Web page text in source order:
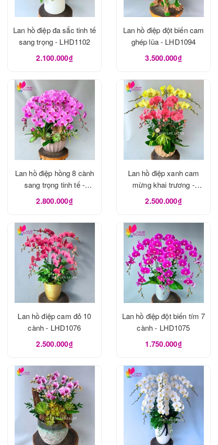
Lan hồ điệp đa sắc tinh tế
sang trọng - LHD1102
2.100.000₫
Lan hồ điệp đột biến cam
ghép lũa - LHD1094
3.500.000₫
Lan hồ điệp hồng 8 cành
sang trọng tinh tế -
LHD1093
2.800.000₫
Lan hồ điệp xanh cam
mừng khai trương -
LHD1082
2.500.000₫
Lan hồ điệp cam đỏ 10
cành - LHD1076
2.500.000₫
Lan hồ điệp đột biến tím 7
cành - LHD1075
1.750.000₫